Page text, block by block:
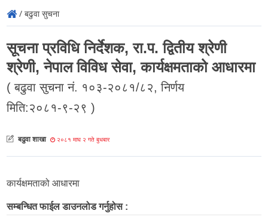
/ बढुवा सुचना
सूचना प्रविधि निर्देशक, रा.प. द्वितीय श्रेणी
श्रेणी, नेपाल विविध सेवा, कार्यक्षमताको आधारमा
( बढुवा सुचना नं. १०३-२०८१/८२, निर्णय
मिति:२०८१-९-२९ )
बढुवा शाखा २०८१ माघ २ गते बुधबार
कार्यक्षमताको आधारमा
सम्बन्धित फाईल डाउनलोड गर्नुहोस :